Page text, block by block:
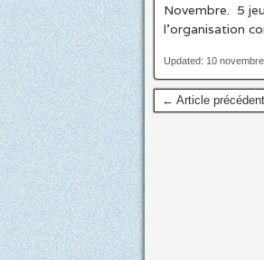
Novembre. 5
l’organisation
Updated: 10
← Article précédent